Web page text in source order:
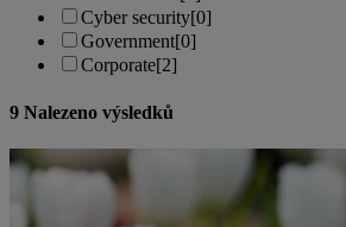
Cyber security[0]
Government[0]
Corporate[2]
9 Nalezeno výsledků